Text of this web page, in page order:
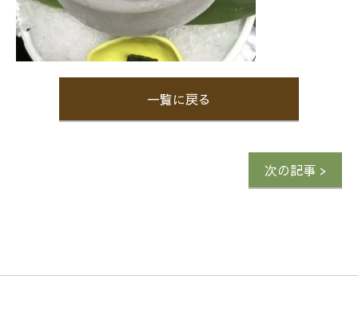
一覧に戻る
次の記事 >